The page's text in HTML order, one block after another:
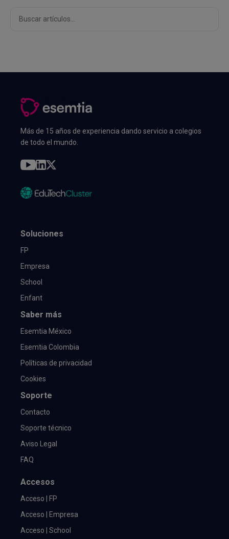
Más de 15 años de experiencia dando servicio a colegios
de todo el mundo.
Soluciones
FP
Empresa
School
Enfant
Saber más
Esemtia México
Esemtia Colombia
Políticas de privacidad
Cookies
Soporte
Contacto
Soporte técnico
Aviso Legal
FAQ
Accesos
Acceso | FP
Acceso | Empresa
Acceso | School